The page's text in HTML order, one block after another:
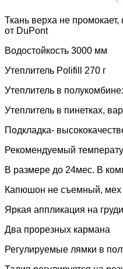
Ткань верха не
от DuPont
Водостойкость 3000 мм
Утеплитель Polifill 270 г
Утеплитель в
Утеплитель в пинетках,
Подкладка-
Рекомендуемый
В размере до 24мес. В
Капюшон не съемный, мех
Яркая аппликация на груди
Два прорезных кармана
Регулируемые лямки в